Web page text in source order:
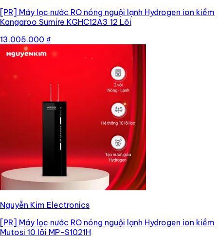
[PR] Máy lọc nước RO nóng nguội lạnh Hydrogen ion kiềm
Kangaroo Sumire KGHC12A3 12 Lõi
13.005.000 ₫
Nguyễn Kim Electronics
[PR] Máy lọc nước RO nóng nguội lạnh Hydrogen ion kiềm
Mutosi 10 lõi MP-S1021H